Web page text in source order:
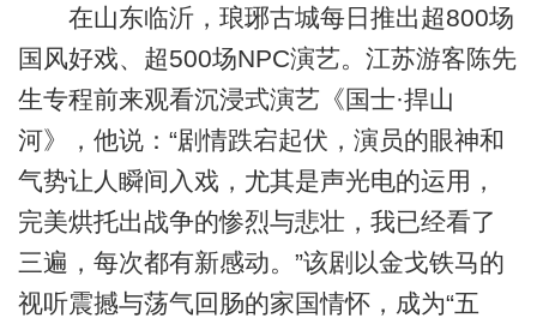
在山东临沂，琅琊古城每日推出超800场
国风好戏、超500场NPC演艺。江苏游客陈先
生专程前来观看沉浸式演艺《国士·捍山
河》，他说：“剧情跌宕起伏，演员的眼神和
气势让人瞬间入戏，尤其是声光电的运用，
完美烘托出战争的惨烈与悲壮，我已经看了
三遍，每次都有新感动。”该剧以金戈铁马的
视听震撼与荡气回肠的家国情怀，成为“五